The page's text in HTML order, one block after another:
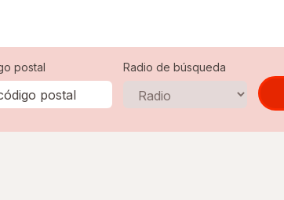
postal Radio de búsqueda